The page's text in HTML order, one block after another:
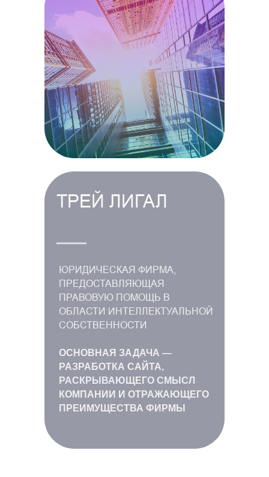
ТРЕЙ ЛИГАЛ
ЮРИДИЧЕСКАЯ ФИРМА,
ПРЕДОСТАВЛЯЮЩАЯ
ПРАВОВУЮ ПОМОЩЬ В
ОБЛАСТИ ИНТЕЛЛЕКТУАЛЬНОЙ
СОБСТВЕННОСТИ
ОСНОВНАЯ ЗАДАЧА —
РАЗРАБОТКА САЙТА,
РАСКРЫВАЮЩЕГО СМЫСЛ
КОМПАНИИ И ОТРАЖАЮЩЕГО
ПРЕИМУЩЕСТВА ФИРМЫ